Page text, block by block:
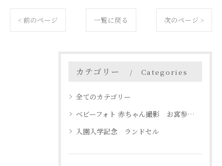
< 前のページ 一覧に戻る 次のページ >
カテゴリー Categories
全てのカテゴリー
ベビーフォト 赤ちゃん撮影 お宮参り 名古屋 天白区
入園入学記念 ランドセル